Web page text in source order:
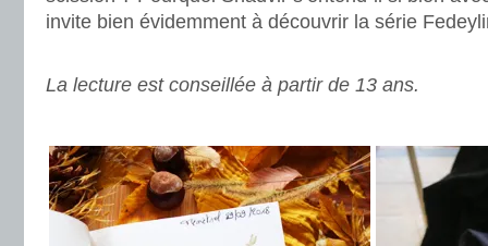
invite bien évidemment à découvrir la série
La lecture est conseillée à partir de 13 ans.